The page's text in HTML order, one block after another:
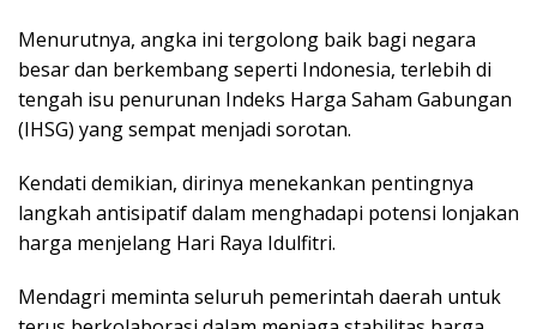
Menurutnya, angka ini tergolong baik bagi negara
besar dan berkembang seperti Indonesia, terlebih di
tengah isu penurunan Indeks Harga Saham Gabungan
(IHSG) yang sempat menjadi sorotan.
Kendati demikian, dirinya menekankan pentingnya
langkah antisipatif dalam menghadapi potensi lonjakan
harga menjelang Hari Raya Idulfitri.
Mendagri meminta seluruh pemerintah daerah untuk